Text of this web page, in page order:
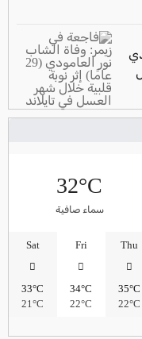
32°C
سماء صافية
Thu
35°C
22°C
Fri
34°C
22°C
Sat
33°C
21°C